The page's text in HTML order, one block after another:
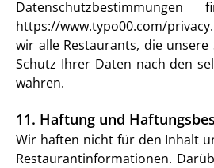
https://www.typo00.com/
wir alle Restaurants, die unsere
Schutz Ihrer Daten nach den
wahren.
11. Haftung und
Wir haften nicht für den Inhalt
Restaurantinformationen.